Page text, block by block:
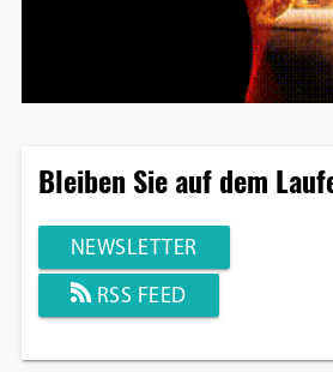
Bleiben Sie auf dem
NEWSLETTER
RSS FEED